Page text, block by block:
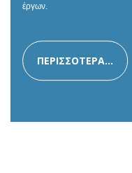
έργων.
ΠΕΡΙΣΣΟΤΕΡΑ...